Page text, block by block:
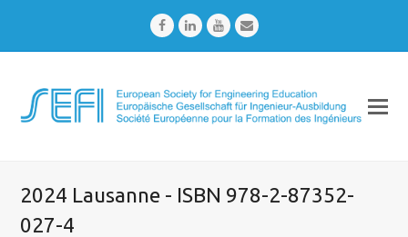
FacebookLinkedInYoutubeEmail
2024 Lausanne - ISBN 978-2-87352-
027-4